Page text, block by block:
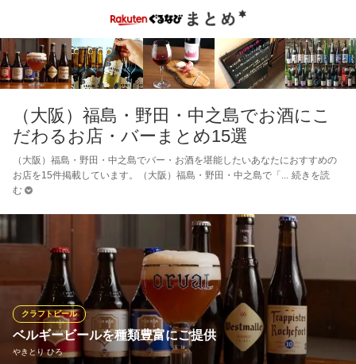
（大阪）福島・野田・中之島でお酒にこ
だわるお店・バーまとめ15選
（大阪）福島・野田・中之島でバー・お酒を堪能したいあなたにおすすめの
お店を15件掲載しています。（大阪）福島・野田・中之島で「
続きを読
む
ベルギービールを種類豊富にご提供
やきとり ひろ
クラフトビール